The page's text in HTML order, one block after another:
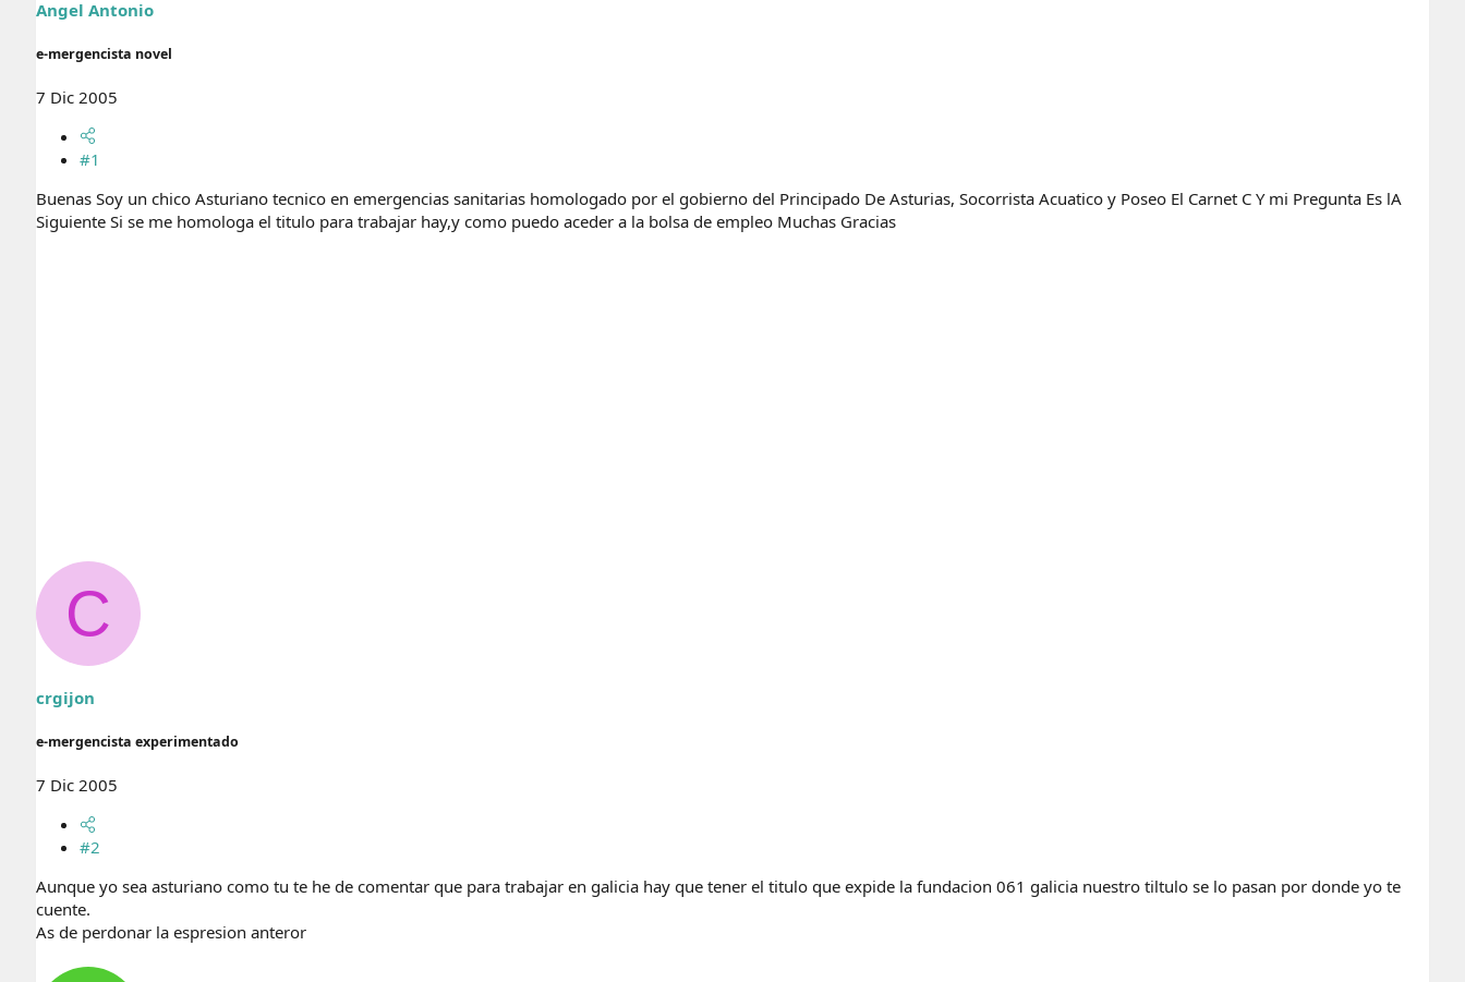
r
d
l
e
Angel Antonio
e-mergencista novel
7 Dic 2005
#1
Buenas Soy un chico Asturiano tecnico en emergencias sanitarias homologado por el gobierno del Principado De Asturias, Socorrista Acuatico y Poseo El Carnet C Y mi Pregunta Es lA
Siguiente Si se me homologa el titulo para trabajar hay,y como puedo aceder a la bolsa de empleo Muchas Gracias
C
crgijon
e-mergencista experimentado
7 Dic 2005
#2
Aunque yo sea asturiano como tu te he de comentar que para trabajar en galicia hay que tener el titulo que expide la fundacion 061 galicia nuestro tiltulo se lo pasan por donde yo te
cuente.
As de perdonar la espresion anteror